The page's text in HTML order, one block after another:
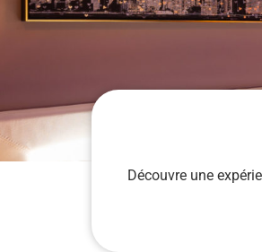
Découvre une